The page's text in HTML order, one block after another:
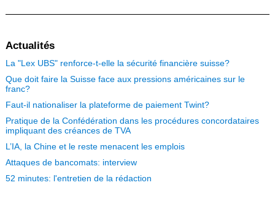
Actualités
La "Lex UBS" renforce-t-elle la sécurité financière suisse?
Que doit faire la Suisse face aux pressions américaines sur le
franc?
Faut-il nationaliser la plateforme de paiement Twint?
Pratique de la Confédération dans les procédures concordataires
impliquant des créances de TVA
L’IA, la Chine et le reste menacent les emplois
Attaques de bancomats: interview
52 minutes: l'entretien de la rédaction